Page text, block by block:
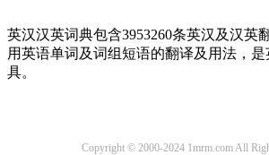
英汉汉英词典包含3953260条英汉及汉英
用英语单词及词组短语的翻译及用法，
具。
Copyright © 2000-2024 1mrm.com All